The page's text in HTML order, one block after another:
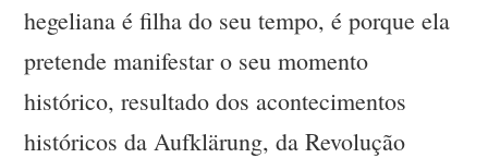
hegeliana é filha do seu tempo, é porque ela
pretende manifestar o seu momento
histórico, resultado dos acontecimentos
históricos da Aufklärung, da Revolução